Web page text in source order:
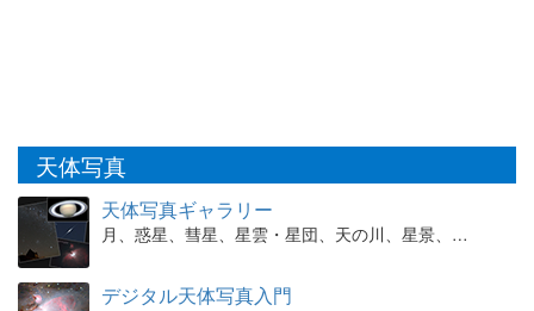
天体写真
天体写真ギャラリー
月、惑星、彗星、星雲・星団、天の川、星景、…
デジタル天体写真入門